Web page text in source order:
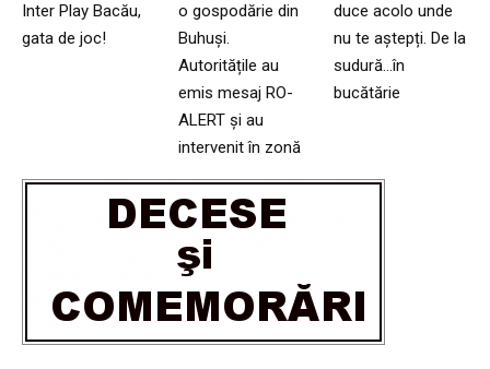
Inter Play Bacău,
gata de joc!
o gospodărie din
Buhuși.
Autoritățile au
emis mesaj RO-
ALERT și au
intervenit în zonă
duce acolo unde
nu te aștepți. De la
sudură…în
bucătărie